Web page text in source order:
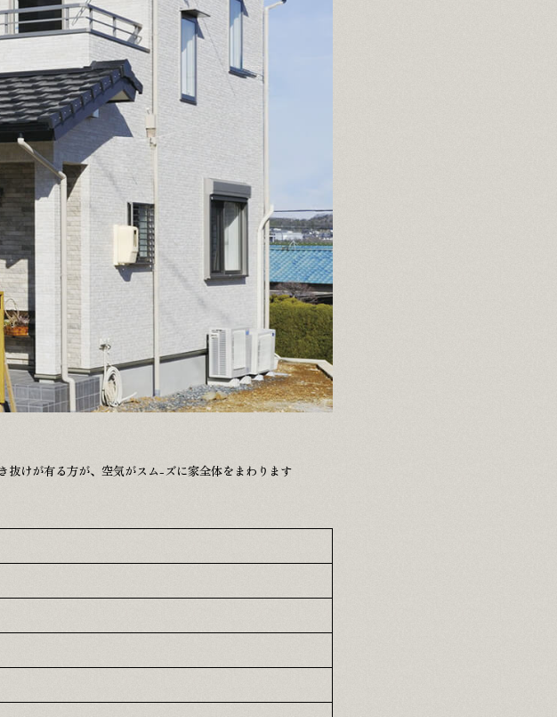
抜けが有る方が、空気がスム-ズに家全体をまわります